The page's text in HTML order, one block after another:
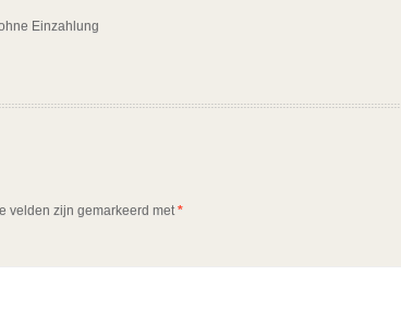
Einzahlung
velden zijn gemarkeerd met*